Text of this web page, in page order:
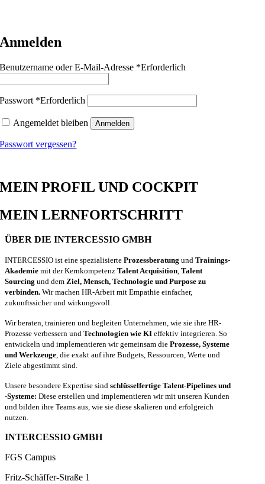
Anmelden
Benutzername oder E-Mail-Adresse *Erforderlich
Passwort *Erforderlich
Angemeldet bleiben Anmelden
Passwort vergessen?
MEIN PROFIL UND COCKPIT
MEIN LERNFORTSCHRITT
ÜBER DIE INTERCESSIO GMBH
INTERCESSIO ist eine spezialisierte Prozessberatung und Trainings-
Akademie mit der Kernkompetenz Talent Acquisition, Talent
Sourcing und dem Ziel, Mensch, Technologie und Purpose zu
verbinden. Wir machen HR-Arbeit mit Empathie einfacher,
zukunftssicher und wirkungsvoll.
Wir beraten, trainieren und begleiten Unternehmen, wie sie ihre HR-
Prozesse verbessern und Technologien wie KI effektiv integrieren. So
entwickeln und implementieren wir gemeinsam die Prozesse, Systeme
und Werkzeuge, die exakt auf ihre Budgets, Ressourcen, Werte und
Ziele abgestimmt sind.
Unsere besondere Expertise sind schlüsselfertige Talent-Pipelines und
-Systeme: Diese erstellen und implementieren wir mit unseren Kunden
und bilden ihre Teams aus, wie sie diese skalieren und erfolgreich
nutzen.
INTERCESSIO GMBH
FGS Campus
Fritz-Schäffer-Straße 1